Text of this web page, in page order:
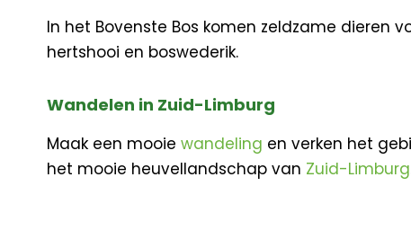
In het Bovenste Bos komen zeldzame dieren
hertshooi en boswederik.
Wandelen in Zuid-Limburg
Maak een mooie wandeling en verken het
het mooie heuvellandschap van Zuid-Limburg